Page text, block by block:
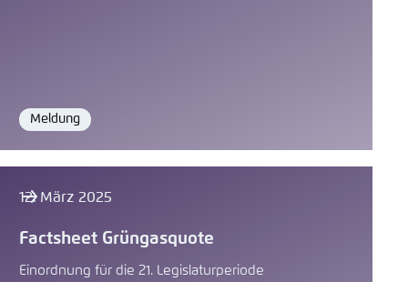
Format
Meldung
12. März 2025
Factsheet Grüngasquote
Einordnung für die 21. Legislaturperiode